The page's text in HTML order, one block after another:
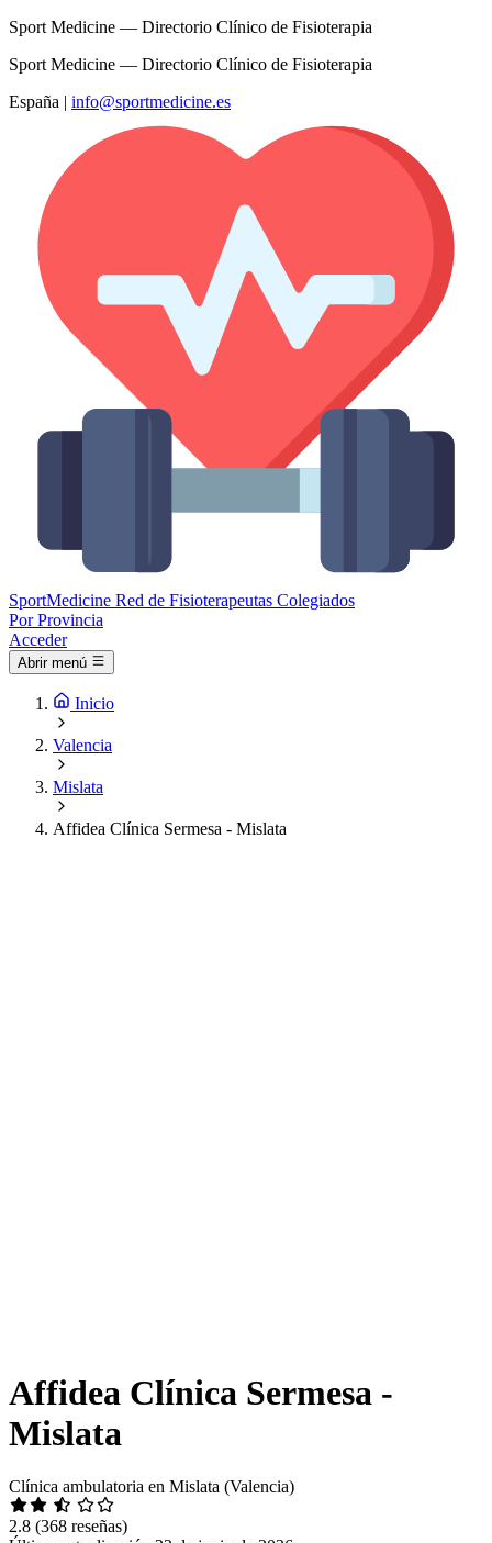
Sport Medicine — Directorio Clínico de Fisioterapia
Sport Medicine — Directorio Clínico de Fisioterapia
España | info@sportmedicine.es
SportMedicine Red de Fisioterapeutas Colegiados
Por Provincia
Acceder
Abrir menú
Inicio
Valencia
Mislata
Affidea Clínica Sermesa - Mislata
Affidea Clínica Sermesa -
Mislata
Clínica ambulatoria en Mislata (Valencia)
2.8 (368 reseñas)